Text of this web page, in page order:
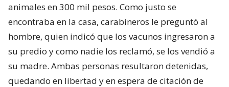
animales en 300 mil pesos. Como justo se
encontraba en la casa, carabineros le preguntó al
hombre, quien indicó que los vacunos ingresaron a
su predio y como nadie los reclamó, se los vendió a
su madre. Ambas personas resultaron detenidas,
quedando en libertad y en espera de citación de